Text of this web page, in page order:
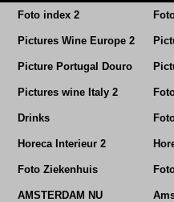
Foto index 2
Pictures Wine Europe 2
Picture Portugal Douro
Pictures wine Italy 2
Drinks
Horeca Interieur 2
Foto Ziekenhuis
AMSTERDAM NU